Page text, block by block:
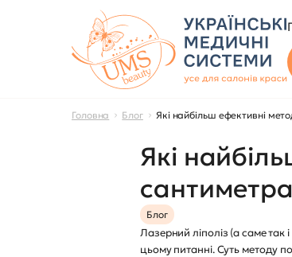
Головна Блог Які найбільш ефективні
Які
Блог
Лазерний ліполіз (а саме
цьому питанні. Суть методу